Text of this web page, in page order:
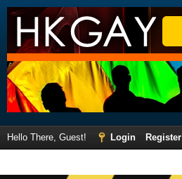
Hello There, Guest! Login
Register